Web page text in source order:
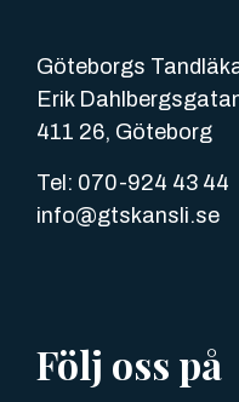
Göteborgs
Erik
411 26, Göteborg
Tel: 070-924 43 44
info@gtskansli.se
Följ oss på